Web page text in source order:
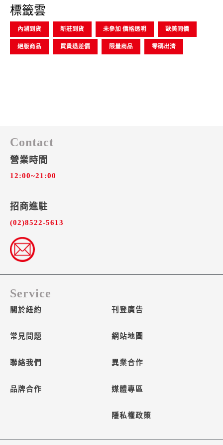
標籤雲
內湖到貨 新莊到貨 未參加 價格透明 歐美同價
絕版商品 買貴退差價 限量商品 零碼出清
Contact
營業時間
12:00~21:00
招商進駐​
(02)8522-5613
Service
關於紐約
常見問題
聯絡我們
品牌合作
刊登廣告
網站地圖
異業合作
媒體專區
隱私權政策